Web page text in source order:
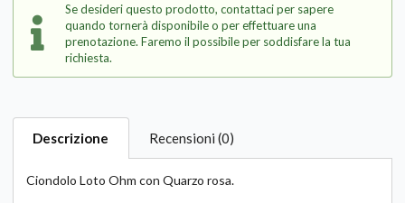
Se desideri questo prodotto, contattaci per sapere
quando tornerà disponibile o per effettuare una
prenotazione. Faremo il possibile per soddisfare la tua
richiesta.
Descrizione Recensioni (0)
Ciondolo Loto Ohm con Quarzo rosa.